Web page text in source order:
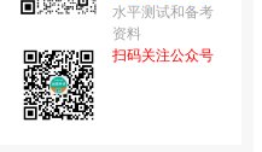
水平测试和备考
资料
扫码关注公众号